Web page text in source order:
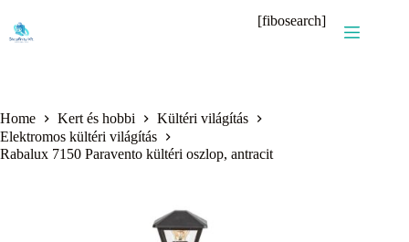
content
[fibosearch]
Home Kert és hobbi
Kültéri világítás
Elektromos kültéri világítás
Rabalux 7150 Paravento kültéri oszlop, antracit